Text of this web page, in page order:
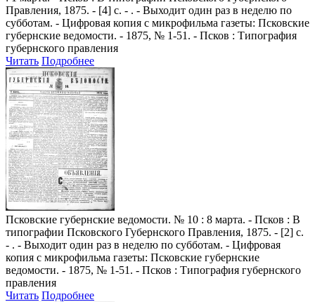
Правления, 1875. - [4] с. - . - Выходит один раз в неделю по
субботам. - Цифровая копия с микрофильма газеты: Псковские
губернские ведомости. - 1875, № 1-51. - Псков : Типография
губернского правления
Читать Подробнее
Псковские губернские ведомости. № 10 : 8 марта. - Псков : В
типографии Псковского Губернского Правления, 1875. - [2] с.
- . - Выходит один раз в неделю по субботам. - Цифровая
копия с микрофильма газеты: Псковские губернские
ведомости. - 1875, № 1-51. - Псков : Типография губернского
правления
Читать Подробнее